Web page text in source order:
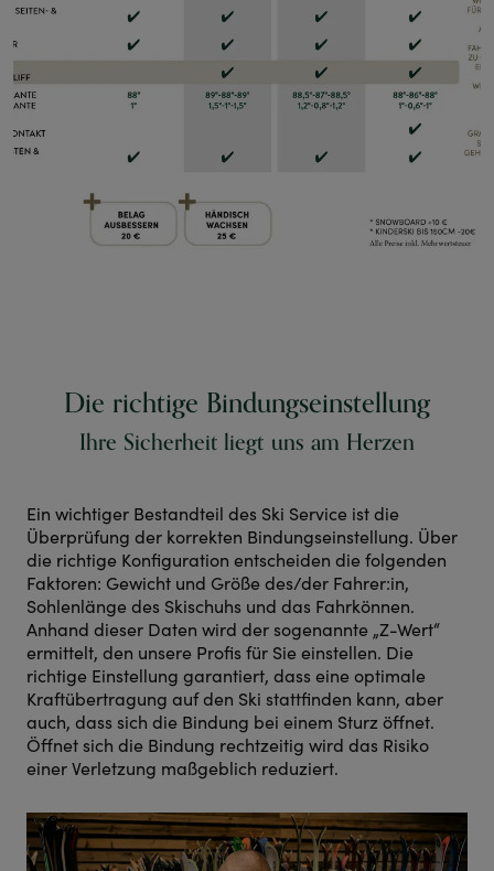
Die richtige Bindungseinstellung
Ihre Sicherheit liegt uns am Herzen
Ein wichtiger Bestandteil des Ski Service ist die
Überprüfung der korrekten Bindungseinstellung. Über
die richtige Konfiguration entscheiden die folgenden
Faktoren: Gewicht und Größe des/der Fahrer:in,
Sohlenlänge des Skischuhs und das Fahrkönnen.
Anhand dieser Daten wird der sogenannte „Z-Wert“
ermittelt, den unsere Profis für Sie einstellen. Die
richtige Einstellung garantiert, dass eine optimale
Kraftübertragung auf den Ski stattfinden kann, aber
auch, dass sich die Bindung bei einem Sturz öffnet.
Öffnet sich die Bindung rechtzeitig wird das Risiko
einer Verletzung maßgeblich reduziert.